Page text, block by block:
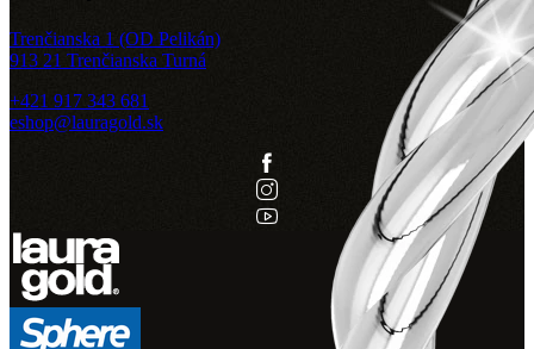
Trenčianska 1 (OD Pelikán)
913 21 Trenčianska Turná
+421 917 343 681
eshop@lauragold.sk